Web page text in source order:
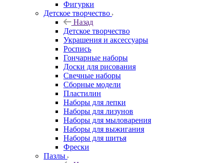
Фигурки
Детское творчество
Назад
Детское творчество
Украшения и аксессуары
Роспись
Гончарные наборы
Доски для рисования
Свечные наборы
Сборные модели
Пластилин
Наборы для лепки
Наборы для лизунов
Наборы для мыловарения
Наборы для выжигания
Наборы для шитья
Фрески
Пазлы